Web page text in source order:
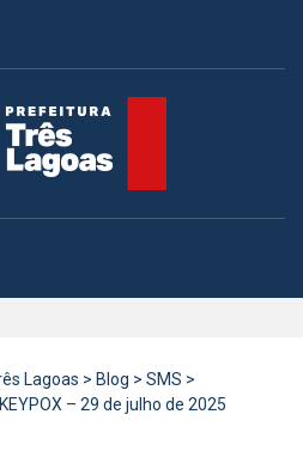
Lagoas > Blog > SMS >
– 29 de julho de 2025